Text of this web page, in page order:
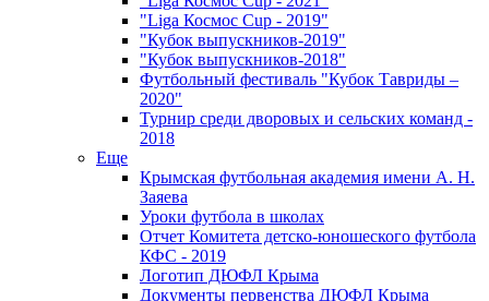
"Liga Космос Cup - 2019"
"Кубок выпускников-2019"
"Кубок выпускников-2018"
Футбольный фестиваль "Кубок Тавриды –
2020"
Турнир среди дворовых и сельских команд -
2018
Еще
Крымская футбольная академия имени А. Н.
Заяева
Уроки футбола в школах
Отчет Комитета детско-юношеского футбола
КФС - 2019
Логотип ДЮФЛ Крыма
Документы первенства ДЮФЛ Крыма